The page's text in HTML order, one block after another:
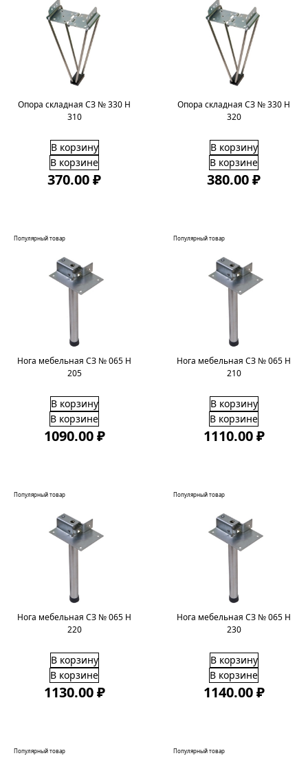
Опора складная СЗ № 330 H
310
В корзину
В корзине
370.00 ₽
Опора складная СЗ № 330 H
320
В корзину
В корзине
380.00 ₽
Популярный товар
Нога мебельная СЗ № 065 H
205
В корзину
В корзине
1090.00 ₽
Популярный товар
Нога мебельная СЗ № 065 H
210
В корзину
В корзине
1110.00 ₽
Популярный товар
Нога мебельная СЗ № 065 H
220
В корзину
В корзине
1130.00 ₽
Популярный товар
Нога мебельная СЗ № 065 H
230
В корзину
В корзине
1140.00 ₽
Популярный товар Популярный товар